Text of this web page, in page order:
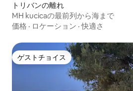
トリバンの離れ
MH kucicaの最前列から海まで
価格 · ロケーション ·快適さ
ゲストチョイス
ゲストチョイス